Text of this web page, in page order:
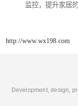
监控，提升家居
http://www.wx198.com
Development, design,